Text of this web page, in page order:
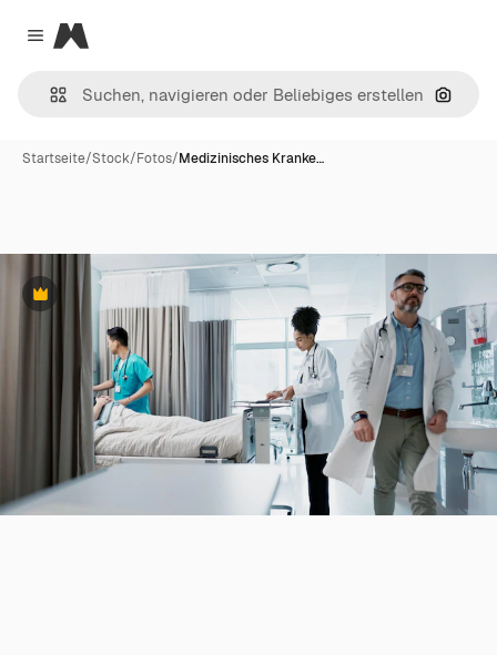
Close menu
Magnific
Nach
Startseite/Stock/Fotos/Medizinisches Kranke…
Premium